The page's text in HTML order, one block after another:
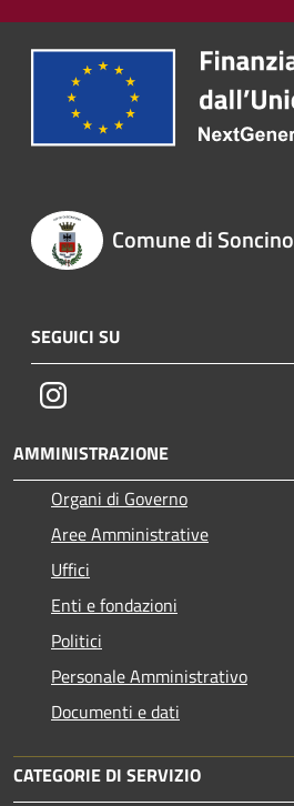
Comune di Soncino
SEGUICI SU
Instagram
AMMINISTRAZIONE
Organi di Governo
Aree Amministrative
Uffici
Enti e fondazioni
Politici
Personale Amministrativo
Documenti e dati
CATEGORIE DI SERVIZIO